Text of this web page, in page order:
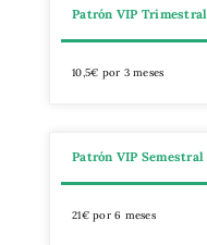
Patrón VIP Trimestral
10,5€ por 3 meses
Patrón VIP Semestral
21€ por 6 meses